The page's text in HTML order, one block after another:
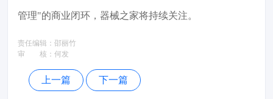
管理"的商业闭环，器械之家将持续关注。
责任编辑： 邵丽竹
审 核： 何发
上一篇 下一篇